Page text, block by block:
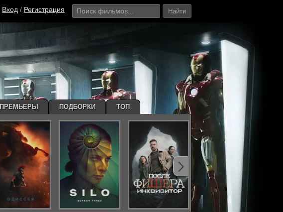
Вход / Регистрация Найти
ПРЕМЬЕРЫ ПОДБОРКИ ТОП